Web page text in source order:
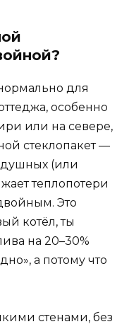
для
особенно
или на севере,
стеклопакет —
(или
теплопотери
Это
котёл, ты
на 20–30%
а потому что
стенами, без